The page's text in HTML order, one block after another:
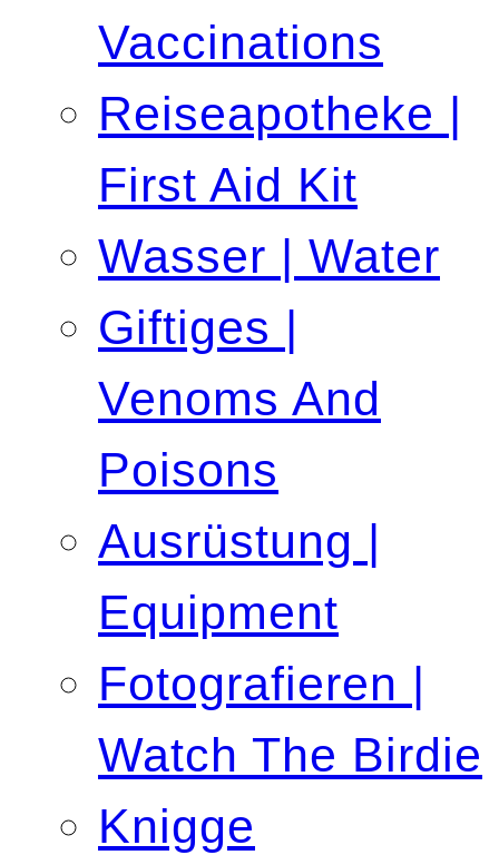
Vaccinations
Reiseapotheke |
First Aid Kit
Wasser | Water
Giftiges |
Venoms And
Poisons
Ausrüstung |
Equipment
Fotografieren |
Watch The Birdie
Knigge